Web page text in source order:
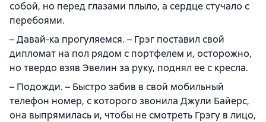
собой, но перед глазами плыло, а сердце стучало с
перебоями.
– Давай-ка прогуляемся. – Грэг поставил свой
дипломат на пол рядом с портфелем и, осторожно,
но твердо взяв Эвелин за руку, поднял ее с кресла.
– Подожди. – Быстро забив в свой мобильный
телефон номер, с которого звонила Джули Байерс,
она выпрямилась и, чтобы не смотреть Грэгу в лицо,